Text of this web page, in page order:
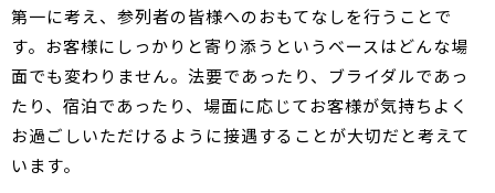
第一に考え、参列者の皆様へのおもてなしを行うことで
す。お客様にしっかりと寄り添うというベースはどんな場
面でも変わりません。法要であったり、ブライダルであっ
たり、宿泊であったり、場面に応じてお客様が気持ちよく
お過ごしいただけるように接遇することが大切だと考えて
います。